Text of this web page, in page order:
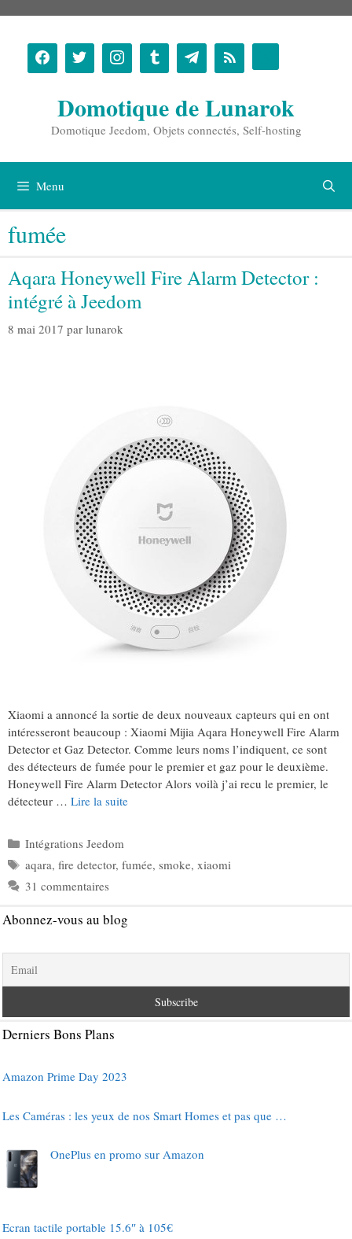
contenu
Domotique de Lunarok
Domotique Jeedom, Objets connectés, Self-hosting
Menu
fumée
Aqara Honeywell Fire Alarm Detector :
intégré à Jeedom
8 mai 2017 par lunarok
Xiaomi a annoncé la sortie de deux nouveaux capteurs qui en ont
intéresseront beaucoup : Xiaomi Mijia Aqara Honeywell Fire Alarm
Detector et Gaz Detector. Comme leurs noms l’indiquent, ce sont
des détecteurs de fumée pour le premier et gaz pour le deuxième.
Honeywell Fire Alarm Detector Alors voilà j’ai recu le premier, le
détecteur … Lire la suite
Catégories
Intégrations Jeedom
Étiquettes
aqara, fire detector, fumée, smoke, xiaomi
31 commentaires
Abonnez-vous au blog
Derniers Bons Plans
Amazon Prime Day 2023
Les Caméras : les yeux de nos Smart Homes et pas que …
OnePlus en promo sur Amazon
Ecran tactile portable 15.6″ à 105€